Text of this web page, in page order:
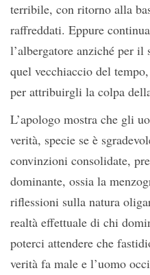
terribile, con ritorno alla
raffreddati. Eppure
l’albergatore anziché per il
quel vecchiaccio del
per attribuirgli la colpa
L’apologo mostra che gli
verità, specie se è
convinzioni consolidate,
dominante, ossia la
riflessioni sulla natura
realtà effettuale di chi
poterci attendere che
verità fa male e l’uomo